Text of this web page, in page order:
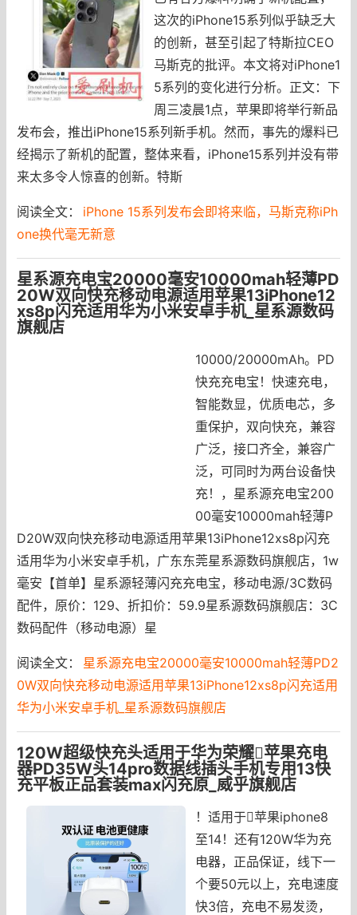
这次的iPhone15系列似乎缺乏大
的创新，甚至引起了特斯拉CEO
马斯克的批评。本文将对iPhone1
5系列的变化进行分析。正文：下
周三凌晨1点，苹果即将举行新品
发布会，推出iPhone15系列新手机。然而，事先的爆料已
经揭示了新机的配置，整体来看，iPhone15系列并没有带
来太多令人惊喜的创新。特斯
阅读全文：
iPhone 15系列发布会即将来临，马斯克称iPh
one换代毫无新意
星系源充电宝20000毫安10000mah轻薄PD
20W双向快充移动电源适用苹果13iPhone12
xs8p闪充适用华为小米安卓手机_星系源数码
旗舰店
10000/20000mAh。PD
快充充电宝！快速充电，
智能数显，优质电芯，多
重保护，双向快充，兼容
广泛，接口齐全，兼容广
泛，可同时为两台设备快
充！，星系源充电宝200
00毫安10000mah轻薄P
D20W双向快充移动电源适用苹果13iPhone12xs8p闪充
适用华为小米安卓手机，广东东莞星系源数码旗舰店，1w
毫安【首单】星系源轻薄闪充充电宝，移动电源/3C数码
配件，原价：129、折扣价：59.9星系源数码旗舰店：3C
数码配件（移动电源）星
阅读全文：
星系源充电宝20000毫安10000mah轻薄PD2
0W双向快充移动电源适用苹果13iPhone12xs8p闪充适用
华为小米安卓手机_星系源数码旗舰店
120W超级快充头适用于华为荣耀苹果充电
器PD35W头14pro数据线插头手机专用13快
充平板正品套装max闪充原_威乎旗舰店
！适用于苹果iphone8
至14！还有120W华为充
电器，正品保证，线下一
个要50元以上，充电速度
快3倍，充电不易发烫，